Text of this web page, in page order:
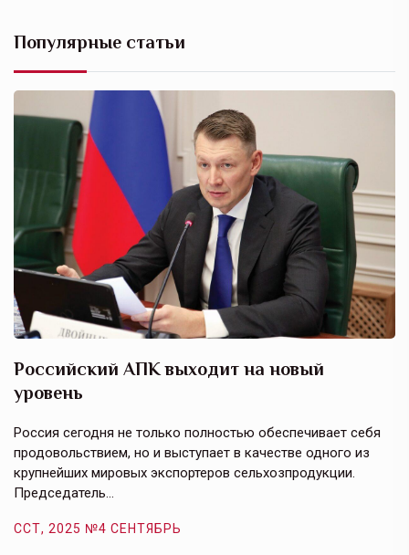
Популярные статьи
Российский АПК выходит на новый
уровень
Россия сегодня не только полностью обеспечивает себя
продовольствием, но и выступает в качестве одного из
крупнейших мировых экспортеров сельхозпродукции.
Председатель…
ССТ, 2025 №4 СЕНТЯБРЬ